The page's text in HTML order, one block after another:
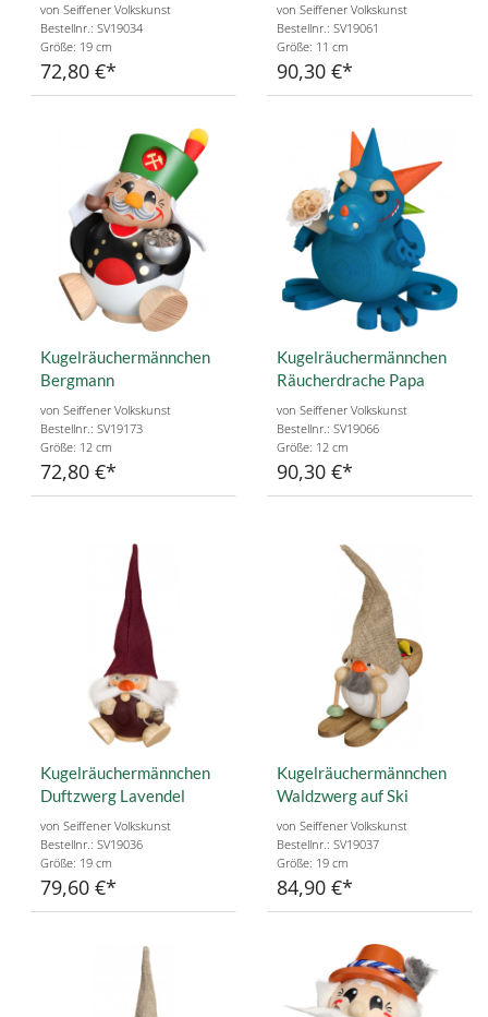
von Seiffener Volkskunst
Bestellnr.: SV19034
Größe: 19 cm
72,80 €
von Seiffener Volkskunst
Bestellnr.: SV19061
Größe: 11 cm
90,30 €
Kugelräuchermännchen
Bergmann
von Seiffener Volkskunst
Bestellnr.: SV19173
Größe: 12 cm
72,80 €
Kugelräuchermännchen
Räucherdrache Papa
von Seiffener Volkskunst
Bestellnr.: SV19066
Größe: 12 cm
90,30 €
Kugelräuchermännchen
Duftzwerg Lavendel
von Seiffener Volkskunst
Bestellnr.: SV19036
Größe: 19 cm
79,60 €
Kugelräuchermännchen
Waldzwerg auf Ski
von Seiffener Volkskunst
Bestellnr.: SV19037
Größe: 19 cm
84,90 €